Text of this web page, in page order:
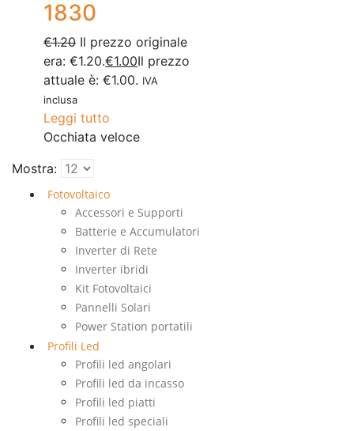
1830
€1.20 Il prezzo originale
era: €1.20.€1.00Il prezzo
attuale è: €1.00. IVA
inclusa
Leggi tutto
Occhiata veloce
Mostra:
Fotovoltaico
Accessori e Supporti
Batterie e Accumulatori
Inverter di Rete
Inverter ibridi
Kit Fotovoltaici
Pannelli Solari
Power Station portatili
Profili Led
Profili led angolari
Profili led da incasso
Profili led piatti
Profili led speciali